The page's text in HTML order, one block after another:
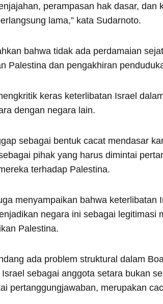
perampasan hak dasar, dan
lama,” kata Sudarnoto.
bahwa tidak ada perdamaian
Palestina dan pengakhiran
keras keterlibatan Israel
dengan negara lain.
sebagai bentuk cacat mendasar
pihak yang harus dimintai
terhadap Palestina.
menyampaikan bahwa keterlibatan
negara ini sebagai legitimasi
Palestina.
ada problem struktural dalam
sebagai anggota setara bukan
pertanggungjawaban, merupakan